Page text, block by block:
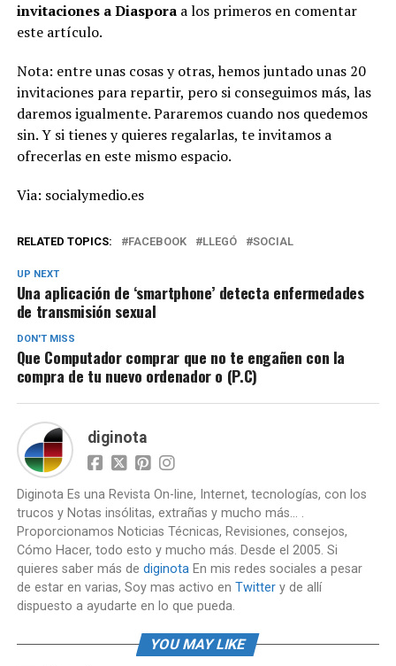
invitaciones a Diasporaa los primeros en comentar
este artículo.
Nota: entre unas cosas y otras, hemos juntado unas 20
invitaciones para repartir, pero si conseguimos más, las
daremos igualmente. Pararemos cuando nos quedemos
sin. Y si tienes y quieres regalarlas, te invitamos a
ofrecerlas en este mismo espacio.
Via: socialymedio.es
RELATED TOPICS: FACEBOOK LLEGÓ SOCIAL
UP NEXT
Una aplicación de ‘smartphone’ detecta enfermedades
de transmisión sexual
DON'T MISS
Que Computador comprar que no te engañen con la
compra de tu nuevo ordenador o (P.C)
diginota
Diginota Es una Revista On-line, Internet, tecnologías, con los
trucos y Notas insólitas, extrañas y mucho más... .
Proporcionamos Noticias Técnicas, Revisiones, consejos,
Cómo Hacer, todo esto y mucho más. Desde el 2005. Si
quieres saber más de diginotaEn mis redes sociales a pesar
de estar en varias, Soy mas activo en Twittery de allí
dispuesto a ayudarte en lo que pueda.
YOU MAY LIKE